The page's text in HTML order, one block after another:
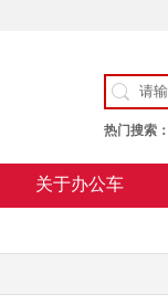
热门搜索
关于办公车